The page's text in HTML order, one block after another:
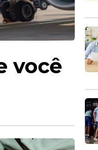
você